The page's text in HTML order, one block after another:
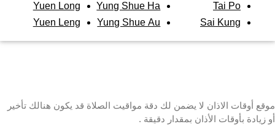
Tai Po
Sai Kung
Yung Shue Ha
Yung Shue Au
Yuen Long
Yuen Leng
موقع أوقات الاذان لا يضمن لك دقة مواقيت الصلاة قد يكون هنالك تأخير
أو زيادة بأوقات الأذان بمقدار دقيقة .